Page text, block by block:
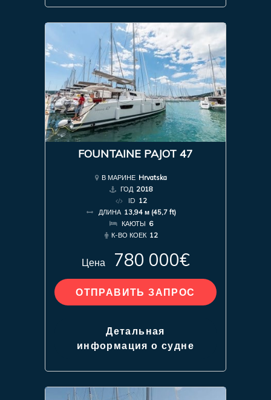
FOUNTAINE PAJOT 47
В МАРИНЕ Hrvatska
ГОД 2018
ID 12
ДЛИНА 13,94 м (45,7 ft)
КАЮТЫ 6
К-ВО КОЕК 12
Цена 780 000€
ОТПРАВИТЬ ЗАПРОС
Детальная
информация о судне